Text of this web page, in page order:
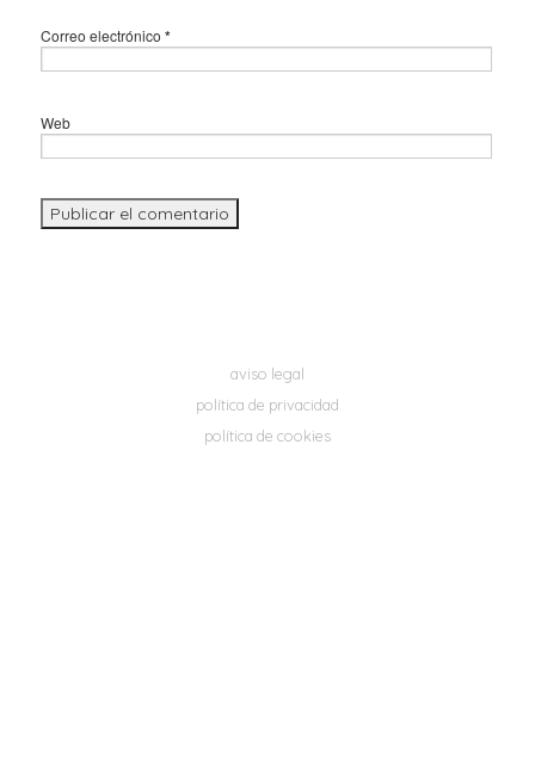
Correo electrónico *
Web
aviso legal
política de privacidad
política de cookies